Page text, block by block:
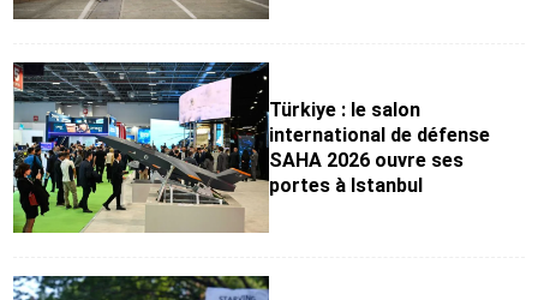
Türkiye : le salon
international de défense
SAHA 2026 ouvre ses
portes à Istanbul